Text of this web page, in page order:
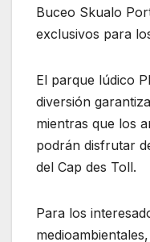
Buceo Skualo
exclusivos para
El parque lúdico
diversión
mientras que los
podrán disfrutar
del Cap des Toll.
Para los